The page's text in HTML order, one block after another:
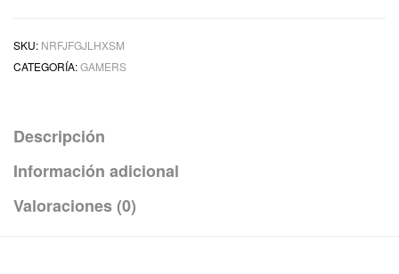
SKU: NRFJFGJLHXSM
CATEGORÍA:GAMERS
Descripción
Información adicional
Valoraciones (0)